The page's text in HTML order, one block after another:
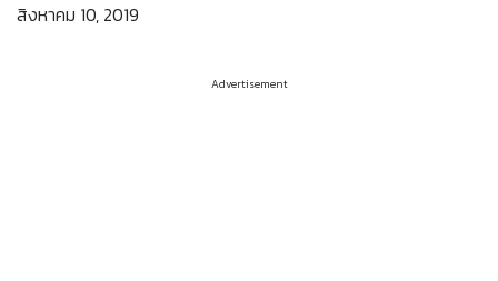
สิงหาคม 10, 2019
Advertisement